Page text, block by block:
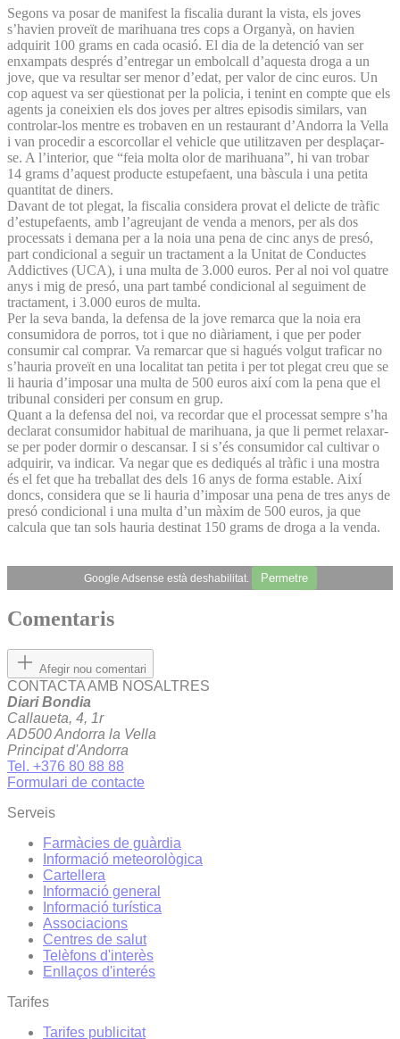
Segons va posar de manifest la fiscalia durant la vista, els joves
s’havien proveït de marihuana tres cops a Organyà, on havien
adquirit 100 grams en cada ocasió. El dia de la detenció van ser
enxampats després d’entregar un embolcall d’aquesta droga a un
jove, que va resultar ser menor d’edat, per valor de cinc euros. Un
cop aquest va ser qüestionat per la policia, i tenint en compte que els
agents ja coneixien els dos joves per altres episodis similars, van
controlar-los mentre es trobaven en un restaurant d’Andorra la Vella
i van procedir a escorcollar el vehicle que utilitzaven per desplaçar-
se. A l’interior, que “feia molta olor de marihuana”, hi van trobar
14 grams d’aquest producte estupefaent, una bàscula i una petita
quantitat de diners.
Davant de tot plegat, la fiscalia considera provat el delicte de tràfic
d’estupefaents, amb l’agreujant de venda a menors, per als dos
processats i demana per a la noia una pena de cinc anys de presó,
part condicional a seguir un tractament a la Unitat de Conductes
Addictives (UCA), i una multa de 3.000 euros. Per al noi vol quatre
anys i mig de presó, una part també condicional al seguiment de
tractament, i 3.000 euros de multa.
Per la seva banda, la defensa de la jove remarca que la noia era
consumidora de porros, tot i que no diàriament, i que per poder
consumir cal comprar. Va remarcar que si hagués volgut traficar no
s’hauria proveït en una localitat tan petita i per tot plegat creu que se
li hauria d’imposar una multa de 500 euros així com la pena que el
tribunal consideri per consum en grup.
Quant a la defensa del noi, va recordar que el processat sempre s’ha
declarat consumidor habitual de marihuana, ja que li permet relaxar-
se per poder dormir o descansar. I si s’és consumidor cal cultivar o
adquirir, va indicar. Va negar que es dediqués al tràfic i una mostra
és el fet que ha treballat des dels 16 anys de forma estable. Així
doncs, considera que se li hauria d’imposar una pena de tres anys de
presó condicional i una multa d’un màxim de 500 euros, ja que
calcula que tan sols hauria destinat 150 grams de droga a la venda.
Google Adsense està deshabilitat. Permetre
Comentaris
Afegir nou comentari
CONTACTA AMB NOSALTRES
Diari Bondia
Callaueta, 4, 1r
AD500 Andorra la Vella
Principat d'Andorra
Tel. +376 80 88 88
Formulari de contacte
Serveis
Farmàcies de guàrdia
Informació meteorològica
Cartellera
Informació general
Informació turística
Associacions
Centres de salut
Telèfons d'interès
Enllaços d'interés
Tarifes
Tarifes publicitat